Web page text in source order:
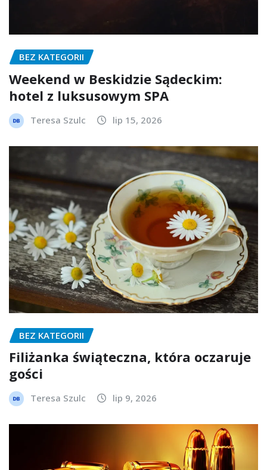
BEZ KATEGORII
Weekend w Beskidzie Sądeckim:
hotel z luksusowym SPA
Teresa Szulc lip 15, 2026
BEZ KATEGORII
Filiżanka świąteczna, która oczaruje
gości
Teresa Szulc lip 9, 2026